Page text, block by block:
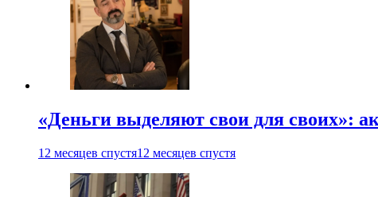
«Деньги выделяют свои для своих»:
12 месяцев спустя12 месяцев спустя